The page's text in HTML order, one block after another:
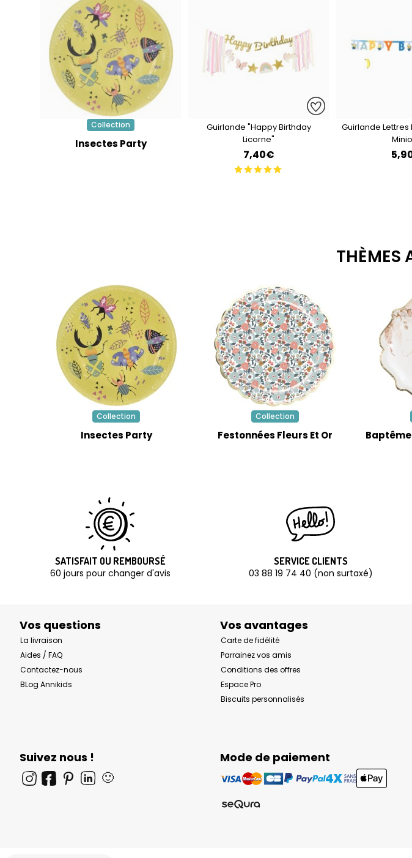
Collection
Insectes Party
Guirlande "Happy Birthday
Licorne"
7,40€
Guirlande
THÈMES
Collection
Insectes Party
Collection
Festonnées Fleurs Et Or
SATISFAIT OU REMBOURSÉ
60 jours pour changer d'avis
SERVICE CLIENTS
03 88 19 74 40 (non surtaxé)
Vos questions
La livraison
Aides / FAQ
Contactez-nous
BLog Annikids
Vos avantages
Carte de fidélité
Parrainez vos amis
Conditions des offres
Espace Pro
Biscuits personnalisés
Suivez nous !
🙂
Mode de paiement